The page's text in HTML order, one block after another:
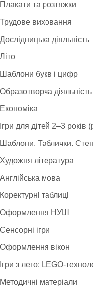
Плакати та розтяжки
Трудове виховання
Дослідницька діяльність
Літо
Шаблони букв і цифр
Образотворча діяльність
Економіка
Ігри для дітей 2–3 років
Шаблони. Таблички.
Художня література
Англійська мова
Коректурні таблиці
Оформлення НУШ
Сенсорні ігри
Оформлення вікон
Ігри з лего: LEGO-
Методичні матеріали